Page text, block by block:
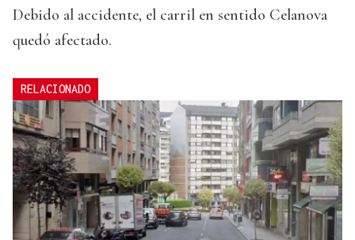
Debido al accidente, el carril en sentido Celanova
quedó afectado.
RELACIONADO